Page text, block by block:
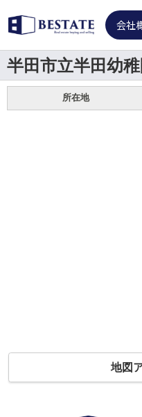
会社
半田市立半田幼稚
所在地
地図